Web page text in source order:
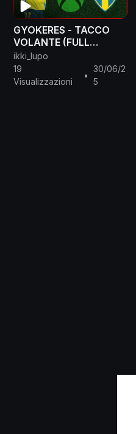
GYOKERES - TACCO
VOLANTE (FULL
MANUAL)
ikki_lupo
19
Visualizzazioni
•
30/06/2
5